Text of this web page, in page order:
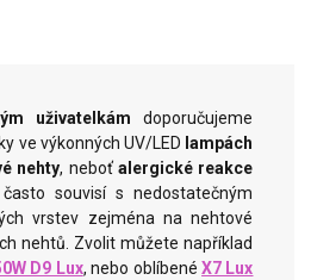
uživatelkám doporučujeme
ve výkonných UV/LED lampách
nehty, neboťalergické reakce
často souvisí s nedostatečným
vrstev zejména na nehtové
nehtů. Zvolit můžete například
D9 Lux, nebo oblíbenéX7 Lux